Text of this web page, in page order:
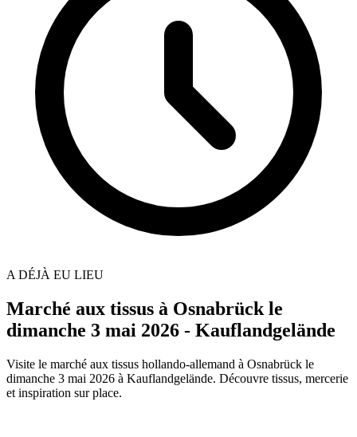
A DÉJÀ EU LIEU
Marché aux tissus à Osnabrück le
dimanche 3 mai 2026 - Kauflandgelände
Visite le marché aux tissus hollando-allemand à Osnabrück le
dimanche 3 mai 2026 à Kauflandgelände. Découvre tissus, mercerie
et inspiration sur place.